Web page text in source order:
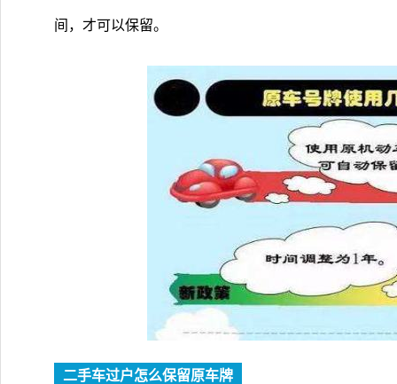
间，才可以保留。
二手车过户怎么保留原车牌